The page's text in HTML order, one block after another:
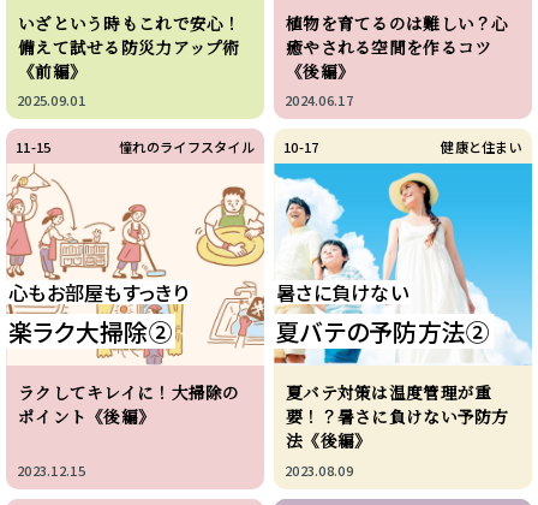
いざという時もこれで安心！
備えて試せる防災力アップ術
《前編》
2025.09.01
植物を育てるのは難しい？心
癒やされる空間を作るコツ
《後編》
2024.06.17
11-15 憧れのライフスタイル
心もお部屋もすっきり
楽ラク大掃除②
ラクしてキレイに！大掃除の
ポイント《後編》
2023.12.15
10-17 健康と住まい
暑さに負けない
夏バテの予防方法②
夏バテ対策は温度管理が重
要！？暑さに負けない予防方
法《後編》
2023.08.09